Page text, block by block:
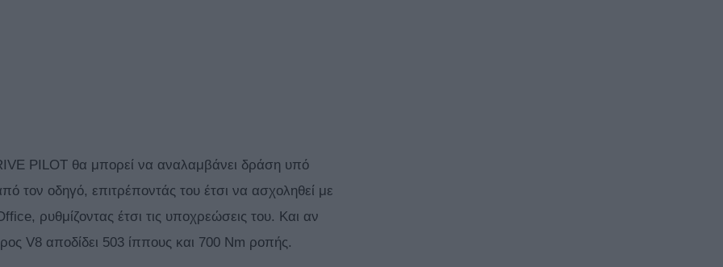
PILOT θα μπορεί να αναλαμβάνει δράση υπό
τον οδηγό, επιτρέποντάς του έτσι να ασχοληθεί με
ρυθμίζοντας έτσι τις υποχρεώσεις του. Και αν
V8 αποδίδει 503 ίππους και 700 Nm ροπής.